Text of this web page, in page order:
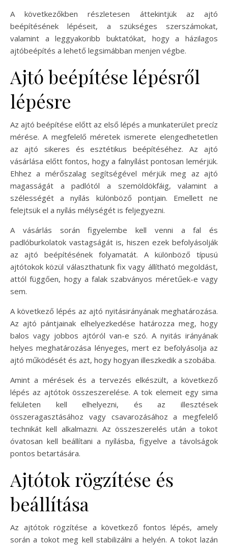
A következőkben részletesen áttekintjük az ajtó
beépítésének lépéseit, a szükséges szerszámokat,
valamint a leggyakoribb buktatókat, hogy a házilagos
ajtóbeépítés a lehető legsimábban menjen végbe.
Ajtó beépítése lépésről
lépésre
Az ajtó beépítése előtt az első lépés a munkaterület precíz
mérése. A megfelelő méretek ismerete elengedhetetlen
az ajtó sikeres és esztétikus beépítéséhez. Az ajtó
vásárlása előtt fontos, hogy a falnyílást pontosan lemérjük.
Ehhez a mérőszalag segítségével mérjük meg az ajtó
magasságát a padlótól a szemöldökfáig, valamint a
szélességét a nyílás különböző pontjain. Emellett ne
felejtsük el a nyílás mélységét is feljegyezni.
A vásárlás során figyelembe kell venni a fal és
padlóburkolatok vastagságát is, hiszen ezek befolyásolják
az ajtó beépítésének folyamatát. A különböző típusú
ajtótokok közül választhatunk fix vagy állítható megoldást,
attól függően, hogy a falak szabványos méretűek-e vagy
sem.
A következő lépés az ajtó nyitásirányának meghatározása.
Az ajtó pántjainak elhelyezkedése határozza meg, hogy
balos vagy jobbos ajtóról van-e szó. A nyitás irányának
helyes meghatározása lényeges, mert ez befolyásolja az
ajtó működését és azt, hogy hogyan illeszkedik a szobába.
Amint a mérések és a tervezés elkészült, a következő
lépés az ajtótok összeszerelése. A tok elemeit egy sima
felületen kell elhelyezni, és az illesztések
összeragasztásához vagy csavarozásához a megfelelő
technikát kell alkalmazni. Az összeszerelés után a tokot
óvatosan kell beállítani a nyílásba, figyelve a távolságok
pontos betartására.
Ajtótok rögzítése és
beállítása
Az ajtótok rögzítése a következő fontos lépés, amely
során a tokot meg kell stabilizálni a helyén. A tokot lazán